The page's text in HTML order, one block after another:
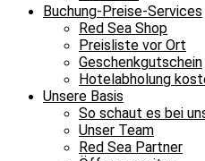
Buchung-Preise-Services
Red Sea Shop
Preisliste vor Ort
Geschenkgutschein
Hotelabholung
Unsere Basis
So schaut es bei
Unser Team
Red Sea Partner